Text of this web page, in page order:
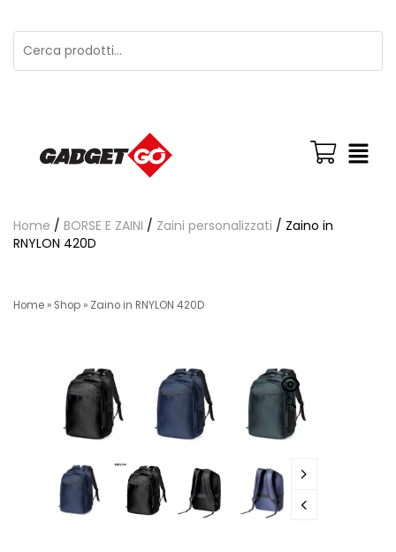
Home / BORSE E ZAINI / Zaini personalizzati / Zaino in
RNYLON 420D
Home » Shop » Zaino in RNYLON 420D
🔍